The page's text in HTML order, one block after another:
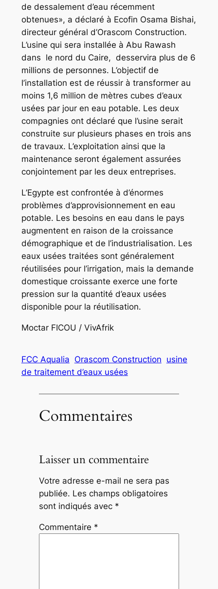
de dessalement d’eau récemment
obtenues», a déclaré à Ecofin Osama Bishai,
directeur général d’Orascom Construction.
L’usine qui sera installée à Abu Rawash
dans le nord du Caire, desservira plus de 6
millions de personnes. L’objectif de
l’installation est de réussir à transformer au
moins 1,6 million de mètres cubes d’eaux
usées par jour en eau potable. Les deux
compagnies ont déclaré que l’usine serait
construite sur plusieurs phases en trois ans
de travaux. L’exploitation ainsi que la
maintenance seront également assurées
conjointement par les deux entreprises.
L’Egypte est confrontée à d’énormes
problèmes d’approvisionnement en eau
potable. Les besoins en eau dans le pays
augmentent en raison de la croissance
démographique et de l’industrialisation. Les
eaux usées traitées sont généralement
réutilisées pour l’irrigation, mais la demande
domestique croissante exerce une forte
pression sur la quantité d’eaux usées
disponible pour la réutilisation.
Moctar FICOU / VivAfrik
FCC Aqualia Orascom Construction usine
de traitement d’eaux usées
Commentaires
Laisser un commentaire
Votre adresse e-mail ne sera pas
publiée. Les champs obligatoires
sont indiqués avec *
Commentaire *